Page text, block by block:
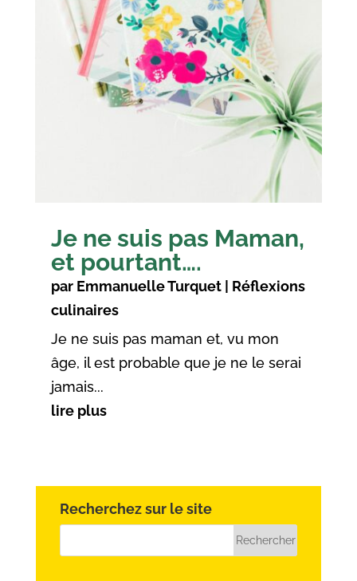
Je ne suis pas Maman,
et pourtant….
par Emmanuelle Turquet| Réflexions
culinaires
Je ne suis pas maman et, vu mon
âge, il est probable que je ne le serai
jamais...
lire plus
Recherchez sur le site